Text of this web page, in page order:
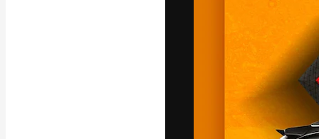
La
migliori lavori.
creativi,
Italiano